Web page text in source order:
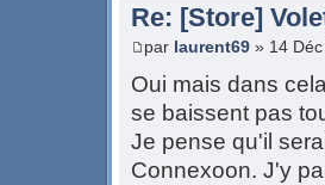
Re: [Store]
par laurent69 » 14
Oui mais dans
se baissent pas
Je pense qu'il
Connexoon. J'y